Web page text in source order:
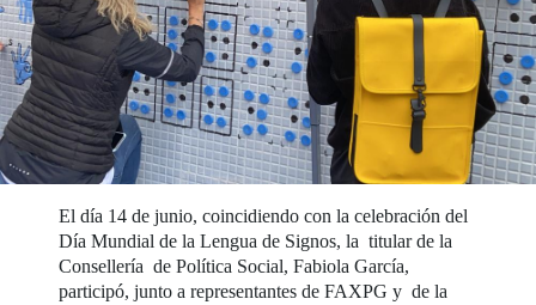
El día 14 de junio, coincidiendo con la celebración del
Día Mundial de la Lengua de Signos, la titular de la
Consellería de Política Social, Fabiola García,
participó, junto a representantes de FAXPG y de la